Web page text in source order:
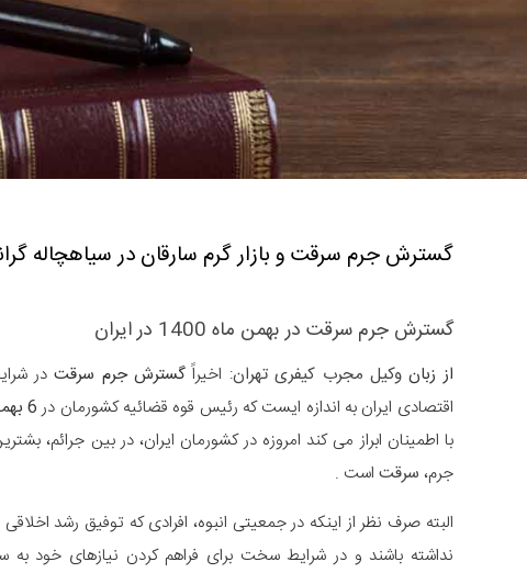
گسترش جرم سرقت و بازار گرم سارقان در سیاهچاله
گسترش جرم سرقت در بهمن ماه 1400 در ایران
از زبانوکیل مجرب کیفری تهران: اخیراً گسترش جرم سرقتدر
اقتصادی ایران به اندازه ایست که رئیس قوه قضائیه کشورمان در 6 بهمن 1400
با اطمینان ابراز می کند امروزه در کشورمان ایران، در بین جرائم،
جرم، سرقت است .
البته صرف نظر از اینکه در جمعیتی انبوه، افرادی که توفیق رشد
نداشته باشند و در شرایط سخت برای فراهم کردن نیازهای خود به